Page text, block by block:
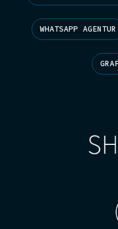
WHATSAPP AGENTUR